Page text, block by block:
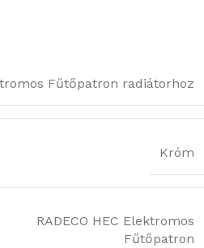
Fűtőpatron radiátorhoz
Króm
RADECO HEC Elektromos
Fűtőpatron